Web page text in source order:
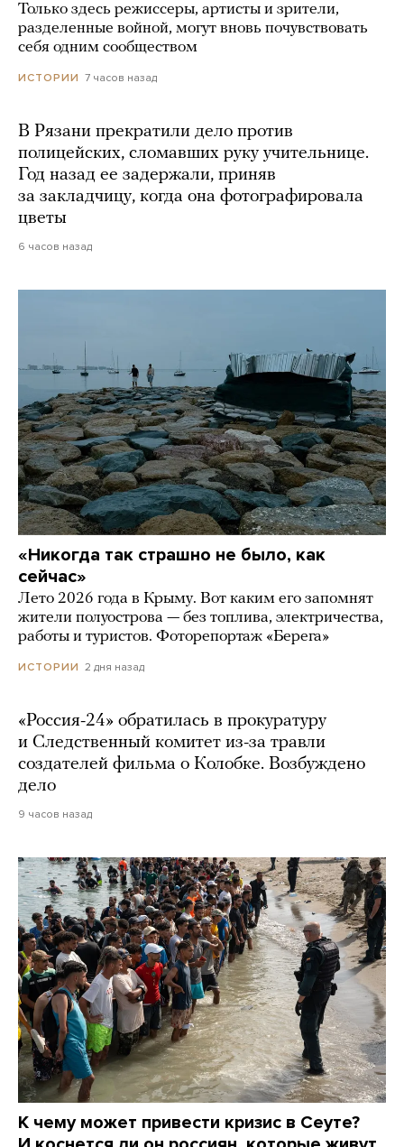
Только здесь режиссеры, артисты и зрители,
разделенные войной, могут вновь почувствовать
себя одним сообществом
ИСТОРИИ 7 часов назад
В Рязани прекратили дело против
полицейских, сломавших руку учительнице.
Год назад ее задержали, приняв
за закладчицу, когда она фотографировала
цветы
6 часов назад
«Никогда так страшно не было, как
сейчас»
Лето 2026 года в Крыму. Вот каким его запомнят
жители полуострова — без топлива, электричества,
работы и туристов. Фоторепортаж «Берега»
ИСТОРИИ 2 дня назад
«Россия-24» обратилась в прокуратуру
и Следственный комитет из-за травли
создателей фильма о Колобке. Возбуждено
дело
9 часов назад
К чему может привести кризис в Сеуте?